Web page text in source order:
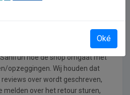
hoe de shop omgaat met
opzeggingen. Wij houden dat
over wordt geschreven,
melden over het retour sturen,
Oké